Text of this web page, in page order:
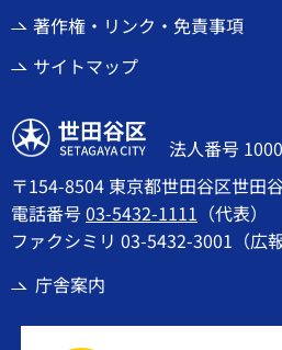
著作権・リンク・免責事項
サイトマップ
世田谷区
法人番号
〒154-8504 東京都世田谷区世田
電話番号03-5432-1111 （代表）
ファクシミリ 03-5432-3001（広報
庁舎案内